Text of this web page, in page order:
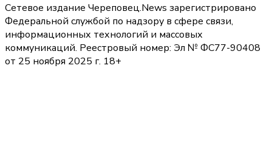
Сетевое издание Череповец.News зарегистрировано
Федеральной службой по надзору в сфере связи,
информационных технологий и массовых
коммуникаций. Реестровый номер: Эл № ФС77-90408
от 25 ноября 2025 г. 18+